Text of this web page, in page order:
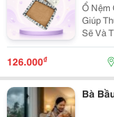
Ổ Nệm
Giúp
Sẽ Và
Mềm
Và
126.000₫
Bà